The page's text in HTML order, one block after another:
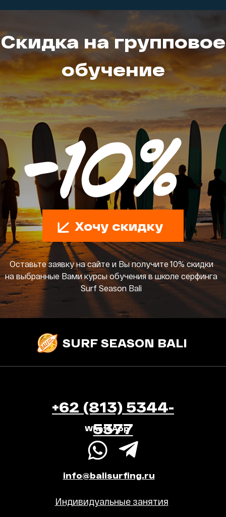
Хочу скидку
Скидка на групповое
обучение
Оставьте заявку на сайте и Вы получите 10% скидки
на выбранные Вами курсы обучения в школе серфинга
Surf Season Bali
SURF SEASON BALI
+62 (813) 5344-
5377
info@balisurfing.ru
Индивидуальные занятия
WhatsApp